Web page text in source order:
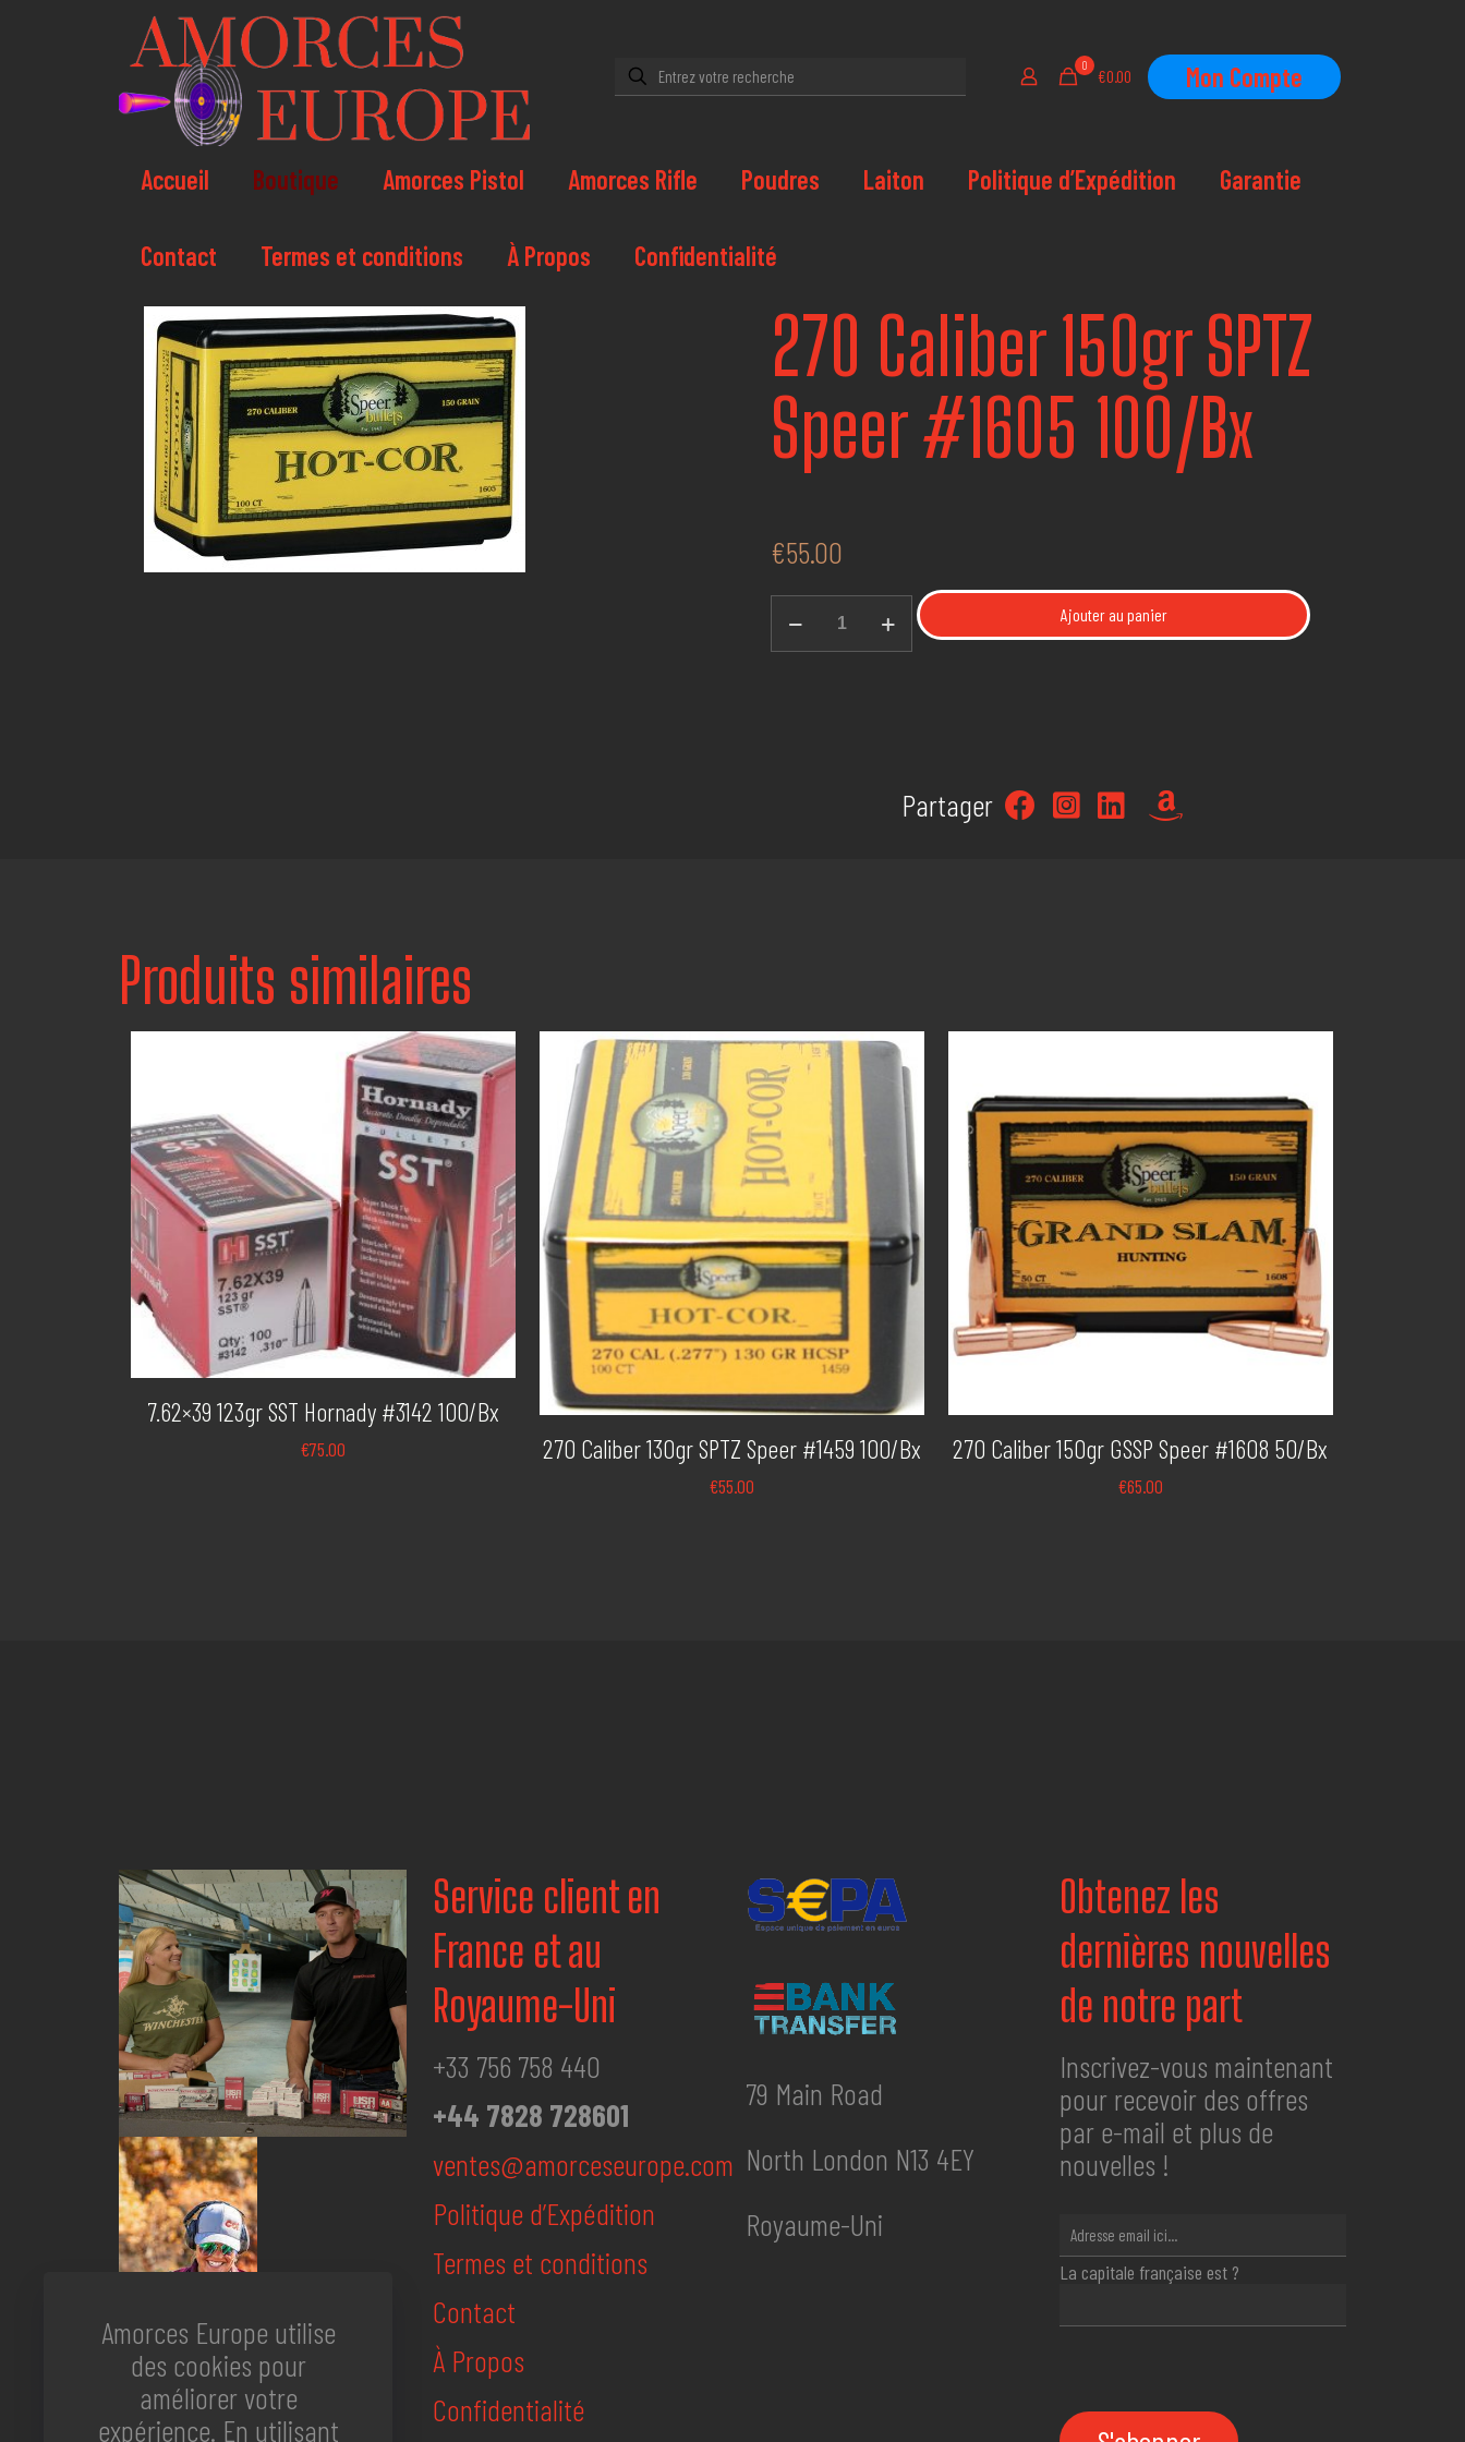
0
€0.00 Mon Compte
Accueil Boutique Amorces Pistol Amorces Rifle Poudres Laiton Politique d’Expédition Garantie
Contact Termes et conditions À Propos Confidentialité
270 Caliber 150gr SPTZ
Speer #1605 100/Bx
€55.00
quantité
de
Ajouter au panier
Partager
Produits similaires
7.62×39 123gr SST Hornady #3142 100/Bx
€75.00 270 Caliber 130gr SPTZ Speer #1459 100/Bx
€55.00
270 Caliber 150gr GSSP Speer #1608 50/Bx
€65.00
Service client en
France et au
Royaume-Uni
+33 756 758 440
+44 7828 728601
ventes@amorceseurope.com
Politique d’Expédition
Termes et conditions
Contact
À Propos
Confidentialité
79 Main Road
North London N13 4EY
Royaume-Uni
Obtenez les
dernières nouvelles
de notre part
Inscrivez-vous maintenant
pour recevoir des offres
par e-mail et plus de
nouvelles !
La capitale française est ?
Amorces Europe utilise
des cookies pour
améliorer votre
expérience. En utilisant